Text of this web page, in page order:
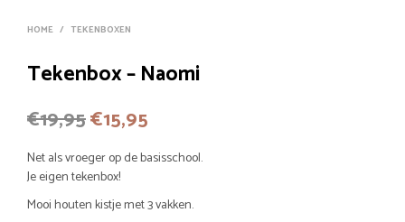
HOME / TEKENBOXEN
Tekenbox – Naomi
€19,95Oorspronkelijke
prijs
was:
€19,95.
€15,95
prijs
€15,95.
Net als vroeger op de basisschool.
Je eigen tekenbox!
Mooi houten kistje met 3 vakken.